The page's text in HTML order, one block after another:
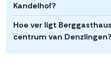
Kandelhof?
Hoe ver ligt
centrum van Denzlingen?